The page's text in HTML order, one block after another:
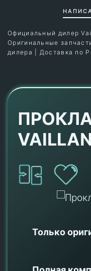
Официальный дилер
Оригинальные
дилера | Доставка по
Только